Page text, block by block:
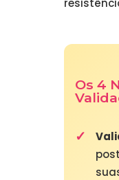
Os 4